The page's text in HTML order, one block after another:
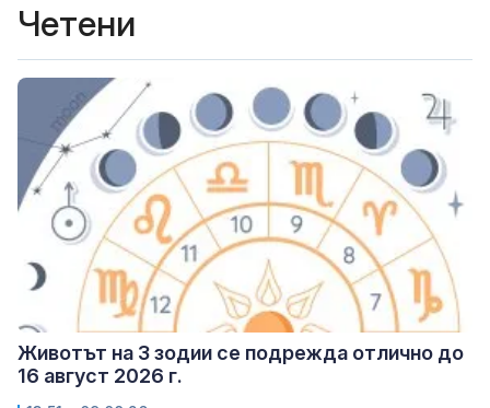
Четени
Животът на 3 зодии се подрежда отлично до
16 август 2026 г.